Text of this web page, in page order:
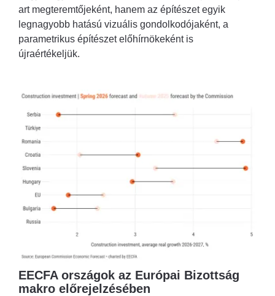
art megteremtőjeként, hanem az építészet egyik
legnagyobb hatású vizuális gondolkodójaként, a
parametrikus építészet előhírnökeként is
újraértékeljük.
EECFA országok az Európai Bizottság
makro előrejelzésében